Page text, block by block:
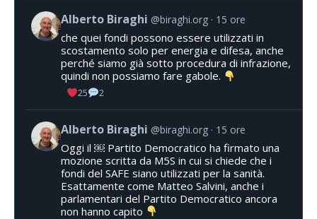
Alberto Biraghi @biraghi.org 15 ore
che quei fondi possono essere utilizzati in
scostamento solo per energia e difesa, anche
perché siamo già sotto procedura di infrazione,
quindi non possiamo fare gabole.
25 2
Alberto Biraghi @biraghi.org 15 ore
Oggi il ￼ Partito Democratico ha firmato una
mozione scritta da M5S in cui si chiede che i
fondi del SAFE siano utilizzati per la sanità.
Esattamente come Matteo Salvini, anche i
parlamentari del Partito Democratico ancora
non hanno capito